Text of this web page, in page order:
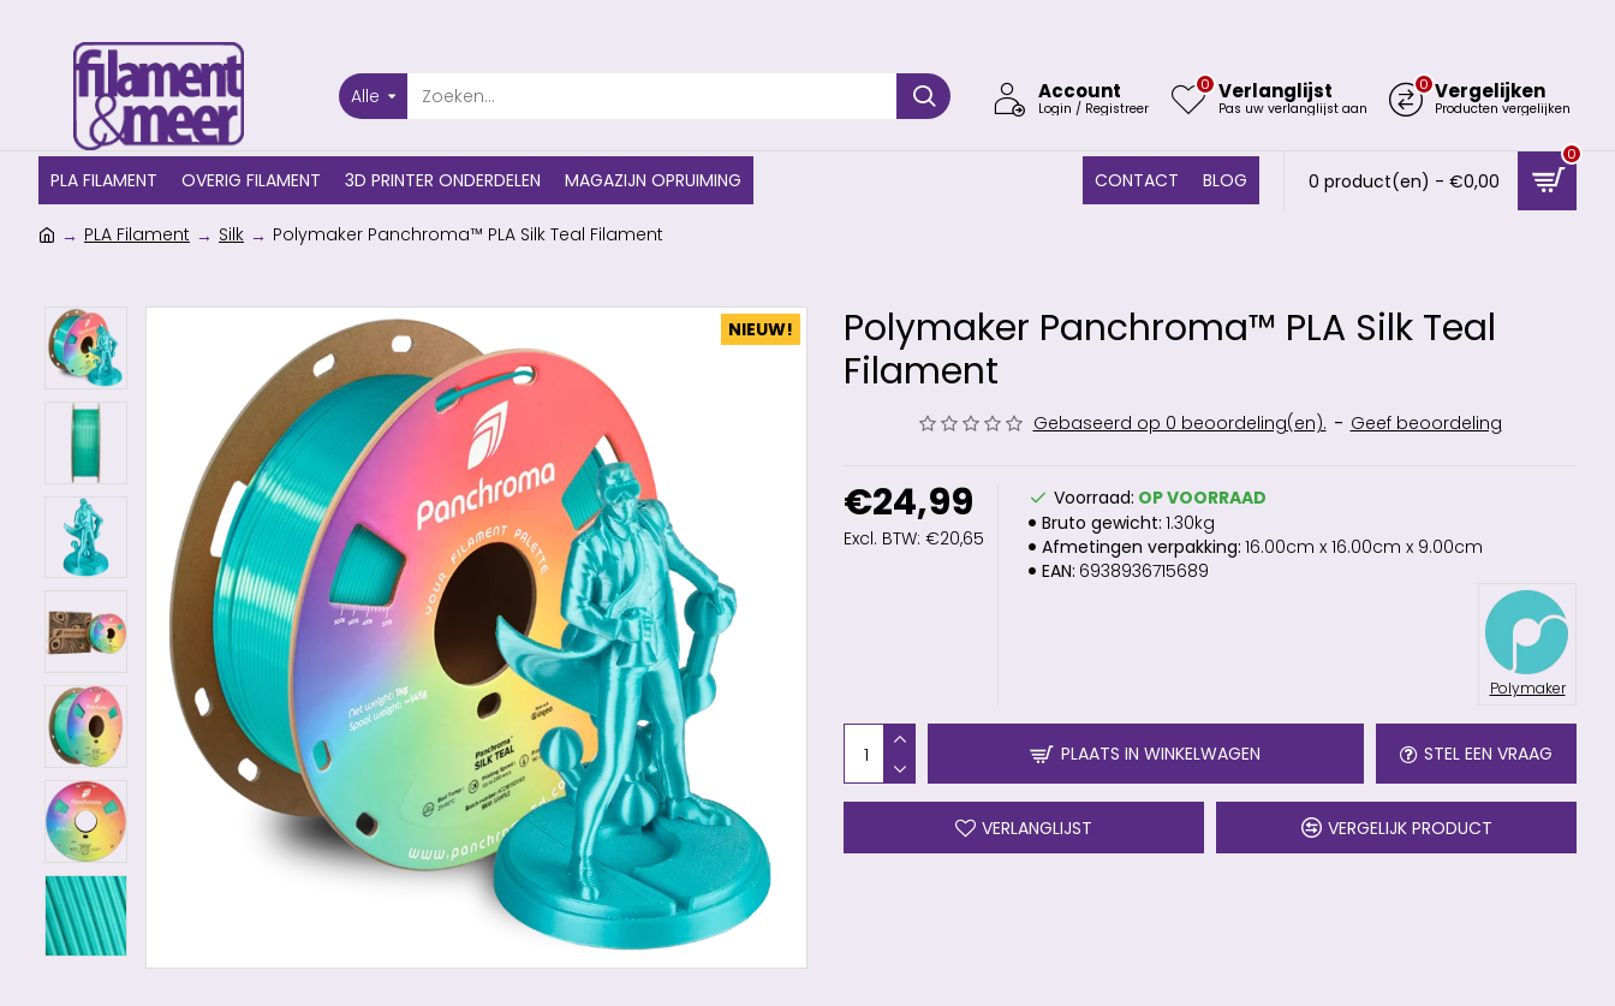
Alle Account
Login / Registreer
Verlanglijst
Pas uw verlanglijst aan
0 Vergelijken
Producten vergelijken
0
PLA FILAMENT OVERIG FILAMENT 3D PRINTER ONDERDELEN MAGAZIJN OPRUIMING CONTACT BLOG 0 product(en) - €0,00
0
PLA Filament Silk Polymaker Panchroma™ PLA Silk Teal Filament
NIEUW!
Polymaker Panchroma™ PLA Silk Teal
Filament
Gebaseerd op 0 beoordeling(en). - Geef beoordeling
€24,99
Excl. BTW: €20,65
Voorraad: OP VOORRAAD
Bruto gewicht: 1.30kg
Afmetingen verpakking: 16.00cm x 16.00cm x 9.00cm
EAN: 6938936715689
Polymaker
PLAATS IN WINKELWAGEN STEL EEN VRAAG
VERLANGLIJST VERGELIJK PRODUCT